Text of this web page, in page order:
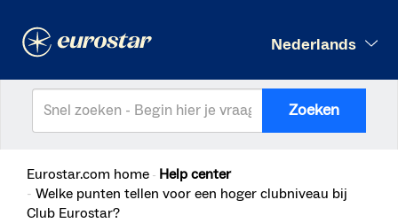
Nederlands
Zoeken
Eurostar.com home Help center
Welke punten tellen voor een hoger clubniveau bij
Club Eurostar?